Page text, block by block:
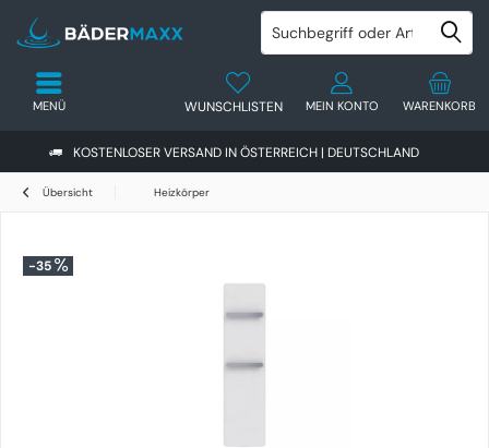
KOSTENLOSER VERSAND IN ÖSTERREICH | DEUTSCHLAND
WARENKORB
WUNSCHLISTEN MEIN KONTO
MENÜ
Übersicht Heizkörper
-35